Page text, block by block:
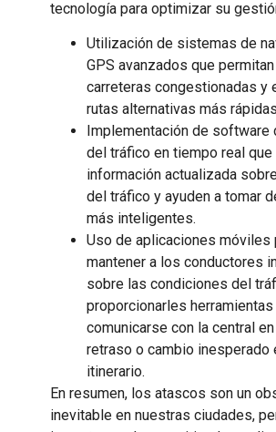
tecnología para optimizar su
Utilización de sistemas de
GPS avanzados que
carreteras congestionadas y
rutas alternativas más
Implementación de software
del tráfico en tiempo real
información actualizada
del tráfico y ayuden a tomar
más inteligentes.
Uso de aplicaciones móviles
mantener a los conductores
sobre las condiciones del
proporcionarles herramientas
comunicarse con la central
retraso o cambio inesperado
itinerario.
En resumen, los atascos son un
inevitable en nuestras ciudades,